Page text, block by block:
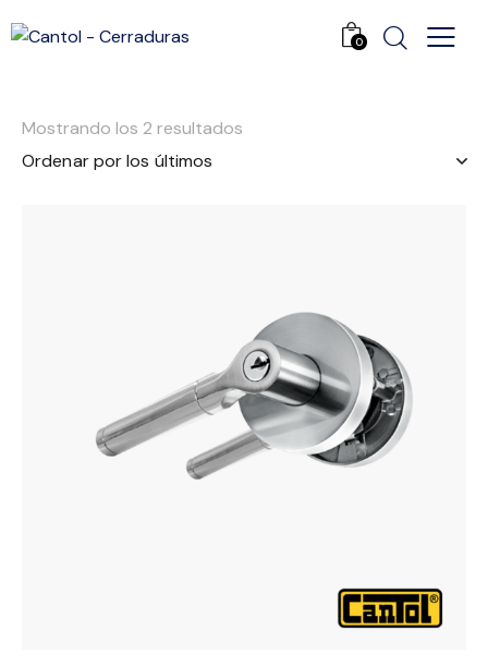
0
Mostrando los 2 resultados